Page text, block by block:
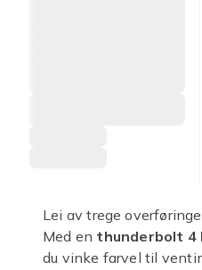
Lei av trege
Med en thunderbolt 4
du vinke farvel til